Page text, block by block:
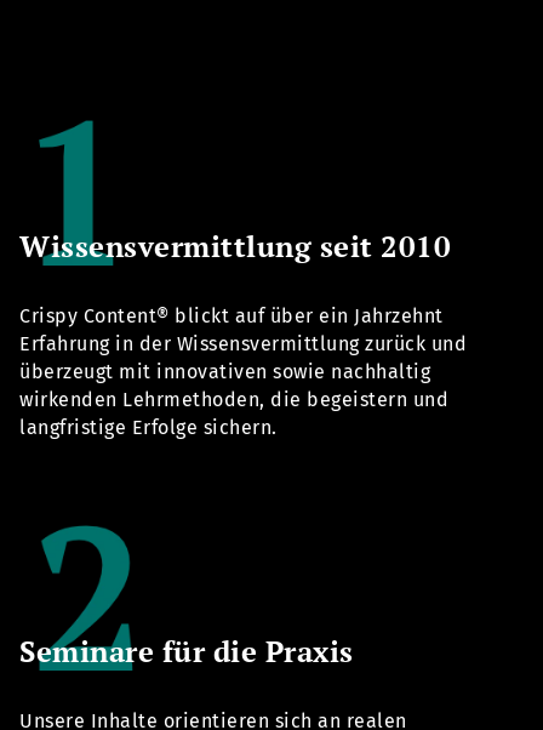
Wissensvermittlung seit 2010
Crispy Content® blickt auf über ein Jahrzehnt
Erfahrung in der Wissensvermittlung zurück und
überzeugt mit innovativen sowie nachhaltig
wirkenden Lehrmethoden, die begeistern und
langfristige Erfolge sichern.
Seminare für die Praxis
Unsere Inhalte orientieren sich an realen